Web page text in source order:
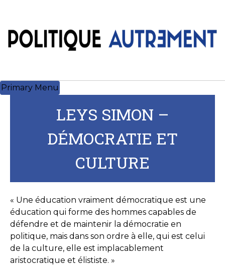
content
Primary Menu
LEYS SIMON –
DÉMOCRATIE ET
CULTURE
« Une éducation vraiment démocratique est une
éducation qui forme des hommes capables de
défendre et de maintenir la démocratie en
politique, mais dans son ordre à elle, qui est celui
de la culture, elle est implacablement
aristocratique et élististe. »